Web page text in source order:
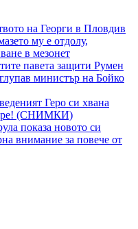
на Георги в Пловдив
му е отдолу,
в мезонет
павета защити Румен
министър на Бойко
Геро си хвана
(СНИМКИ)
показа новото си
внимание за повече от